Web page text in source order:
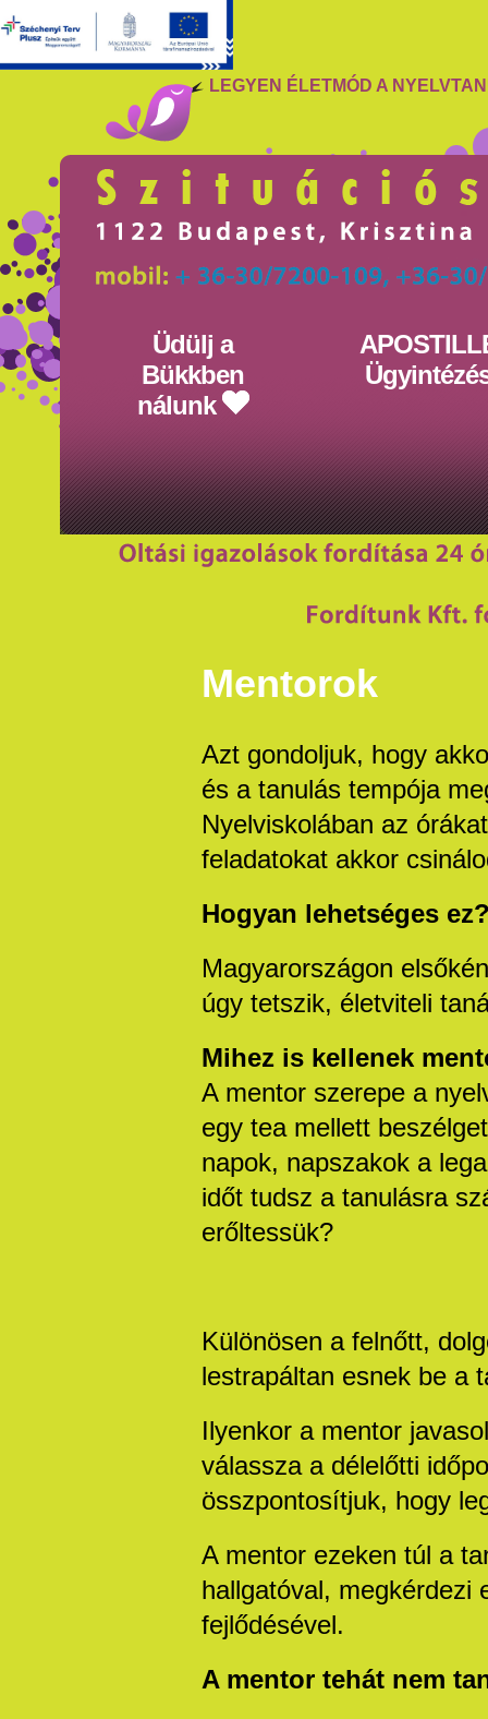
LEGYEN ÉLETMÓD A
Üdülj a
Bükkben
nálunk
Mentorok
Azt gondoljuk, hogy
és a tanulás tempója
Nyelviskolában az
feladatokat akkor
Hogyan lehetséges
Magyarországon
úgy tetszik, életviteli
Mihez is kellenek
A mentor szerepe a
egy tea mellett
napok, napszakok a
időt tudsz a tanulásra
erőltessük?
Különösen a felnőtt,
lestrapáltan esnek be a
Ilyenkor a mentor
válassza a délelőtti
összpontosítjuk, hogy
A mentor ezeken túl a
hallgatóval, megkérdezi
fejlődésével.
A mentor tehát nem